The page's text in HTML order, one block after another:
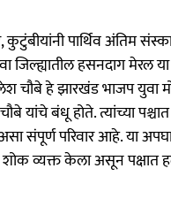
पार्थिव अंतिम
जिल्ह्यातील हसनदाग मेरल या
हे झारखंड भाजप युवा
यांचे बंधू होते. त्यांच्या
संपूर्ण परिवार आहे. या
शोक व्यक्त केला असून